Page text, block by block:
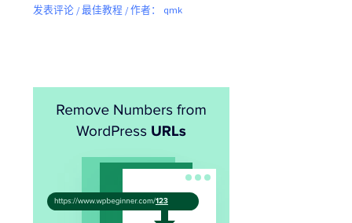
发表评论 /最佳教程 / 作者： qmk